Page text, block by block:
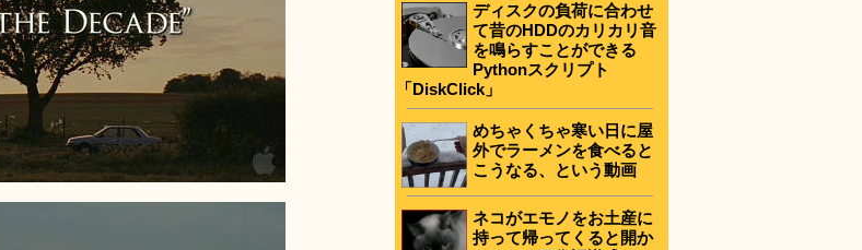
ディスクの負荷に合わせ
て昔のHDDのカリカリ音
を鳴らすことができる
Pythonスクリプト
「DiskClick」
めちゃくちゃ寒い日に屋
外でラーメンを食べると
こうなる、という動画
ネコがエモノをお土産に
持って帰ってくると開か